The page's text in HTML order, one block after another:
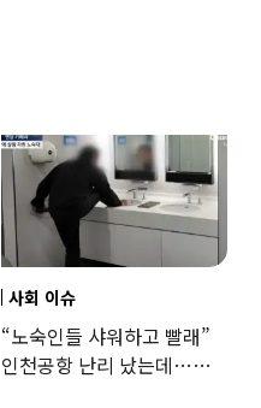
사회 이슈
“노숙인들 샤워하고 빨래”
인천공항 난리 났는데…